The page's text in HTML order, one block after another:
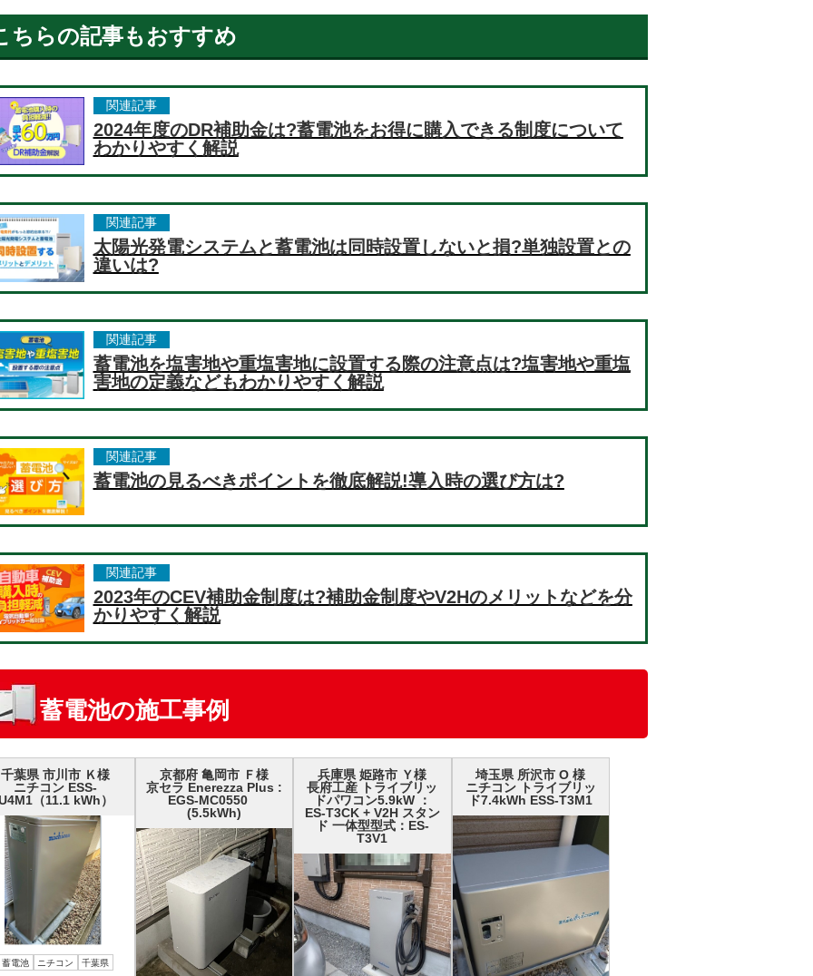
ちらの記事もおすすめ
関連記事
2024年度のDR補助金は?蓄電池をお得に購入できる制度について
わかりやすく解説
関連記事
太陽光発電システムと蓄電池は同時設置しないと損?単独設置との
違いは?
関連記事
蓄電池を塩害地や重塩害地に設置する際の注意点は?塩害地や重塩
害地の定義などもわかりやすく解説
関連記事
蓄電池の見るべきポイントを徹底解説!導入時の選び方は?
関連記事
2023年のCEV補助金制度は?補助金制度やV2Hのメリットなどを分
かりやすく解説
蓄電池の施工事例
千葉県 市川市 Ｋ様
ニチコン ESS-
（11.1 kWh）
蓄電池 ニチコン 千葉県
京都府 亀岡市 Ｆ様
京セラ Enerezza Plus :
EGS-MC0550
(5.5kWh)
兵庫県 姫路市 Ｙ様
長府工産 トライブリッ
ドパワコン5.9kW ：
ES-T3CK + V2H スタン
ド 一体型型式：ES-
T3V1
埼玉県 所沢市 О 様
ニチコン トライブリッ
ド7.4kWh ESS-T3M1